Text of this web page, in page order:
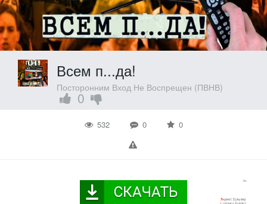
Всем п...да!
Посторонним Вход Не Воспрещен (ПВНВ)
0
532 0 0